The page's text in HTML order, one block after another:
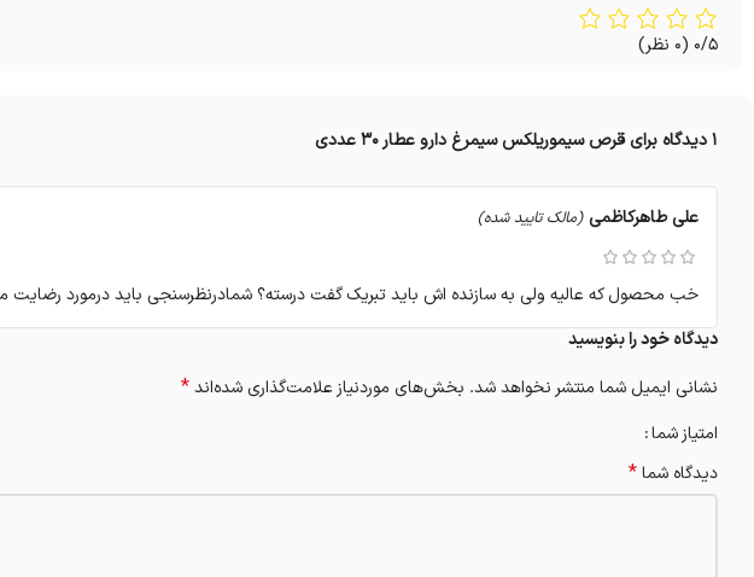
0/5 (0 نظر)
1 دیدگاه برای قرص سیموریلکس سیمرغ دارو عطار 30 عددی
علی طاهرکاظمی (مالک تایید شده)
خب محصول که عالیه ولی به سازنده اش باید تبریک گفت درسته؟ شمادرنظرسنجی باید درمورد رضایت
دیدگاه خود را بنویسید
نشانی ایمیل شما منتشر نخواهد شد. بخش‌های موردنیاز علامت‌گذاری شده‌اند*
امتیاز شما
دیدگاه شما*